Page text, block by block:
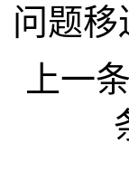
问题
上一条